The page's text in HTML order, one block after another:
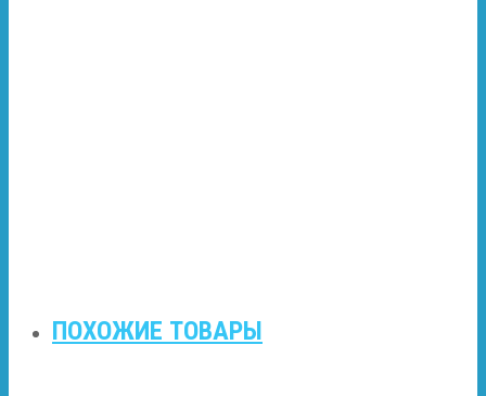
ПОХОЖИЕ ТОВАРЫ